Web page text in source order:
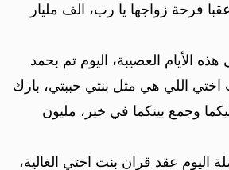
فرحة زواجها يا رب، الف مليار
الأيام العصيبة، اليوم تم بحمد
اختي اللي هي مثل بنتي حببتي، بارك
وجمع بينكما في خير، مليون
اليوم عقد قران بنت اختي الغالية،